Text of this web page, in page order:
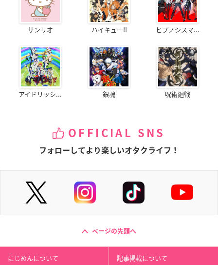
サンリオ ハイキュー!! ヒプノシスマ...
アイドリッシ... 銀魂 呪術廻戦
OFFICIAL SNS
フォローしてより楽しいオタクライフ！
ページの先頭へ
にじめんについて 記事掲載について